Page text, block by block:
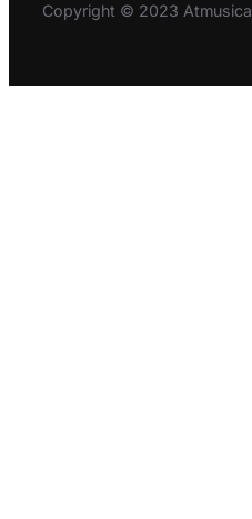
Copyright © 2023 Atmusica